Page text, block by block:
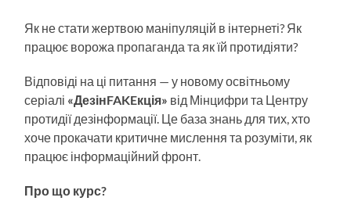
Як не стати жертвою маніпуляцій в інтернеті? Як
працює ворожа пропаганда та як їй протидіяти?
Відповіді на ці питання — у новому освітньому
серіалі «ДезінFAKEкція» від Мінцифри та Центру
протидії дезінформації. Це база знань для тих, хто
хоче прокачати критичне мислення та розуміти, як
працює інформаційний фронт.
Про що курс?